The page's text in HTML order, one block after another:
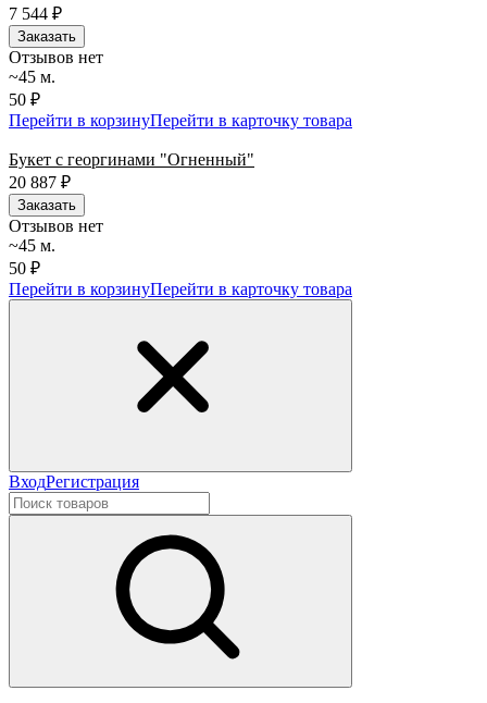
7 544 ₽
Заказать
Отзывов нет
~45 м.
50 ₽
Перейти в корзинуПерейти в карточку товара
Букет с георгинами "Огненный"
20 887 ₽
Заказать
Отзывов нет
~45 м.
50 ₽
Перейти в корзинуПерейти в карточку товара
ВходРегистрация